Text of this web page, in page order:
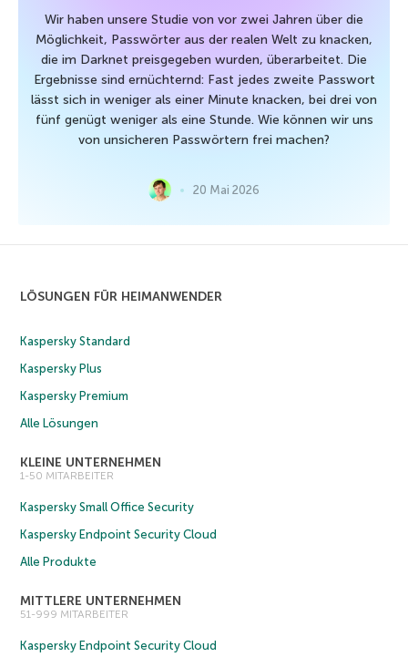
Wir haben unsere Studie von vor zwei Jahren über die
Möglichkeit, Passwörter aus der realen Welt zu knacken,
die im Darknet preisgegeben wurden, überarbeitet. Die
Ergebnisse sind ernüchternd: Fast jedes zweite Passwort
lässt sich in weniger als einer Minute knacken, bei drei von
fünf genügt weniger als eine Stunde. Wie können wir uns
von unsicheren Passwörtern frei machen?
20 Mai 2026
LÖSUNGEN FÜR HEIMANWENDER
Kaspersky Standard
Kaspersky Plus
Kaspersky Premium
Alle Lösungen
KLEINE UNTERNEHMEN
1-50 MITARBEITER
Kaspersky Small Office Security
Kaspersky Endpoint Security Cloud
Alle Produkte
MITTLERE UNTERNEHMEN
51-999 MITARBEITER
Kaspersky Endpoint Security Cloud